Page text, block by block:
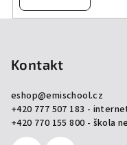
Kontakt
eshop@emischool.cz
+420 777 507 183 -
+420 770 155 800 - škola